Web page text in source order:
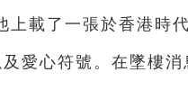
載了一張於香港時
愛心符號。在墜樓